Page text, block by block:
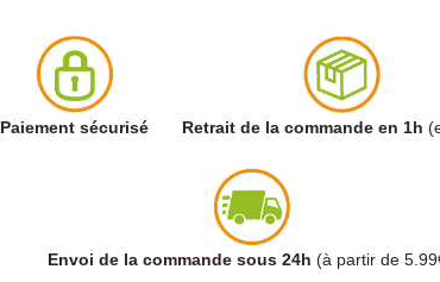
Paiement sécurisé Retrait de la commande en 1h
Envoi de la commande sous 24h (à partir de